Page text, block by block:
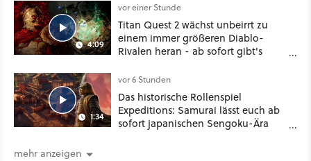
4:09
vor einer Stunde
Titan Quest 2 wächst unbeirrt zu
einem immer größeren Diablo-
Rivalen heran - ab sofort gibt's
Klasse
1:34
vor 6 Stunden
Das historische Rollenspiel
Expeditions: Samurai lässt euch ab
sofort japanischen Sengoku-Ära
mehr anzeigen